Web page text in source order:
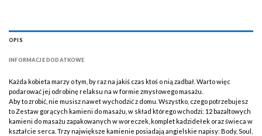
OPIS
INFORMACJE DODATKOWE
Każda kobieta marzy o tym, by raz na jakiś czas ktoś o nią zadbał. Warto więc
podarować jej odrobinę relaksu na w formie zmysłowego masażu.
Aby to zrobić, nie musisz nawet wychodzić z domu. Wszystko, czego potrzebujesz
to Zestaw gorących kamieni do masażu, w skład którego wchodzi: 12 bazaltowych
kamieni do masażu zapakowanych w woreczek, komplet kadzidełek oraz świeca w
kształcie serca. Trzy największe kamienie posiadają angielskie napisy: Body, Soul,